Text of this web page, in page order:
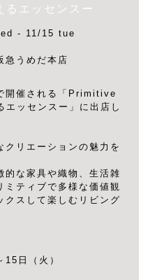
るエッセンスー
- 11/15 tue
うめだ本店
開催される「Primitive
ッセンスー」に出店し
クリエーションの魅力を
的な家具や織物、生活雑
ミティブで多様な価値観
クスして楽しむリビング
日（火）